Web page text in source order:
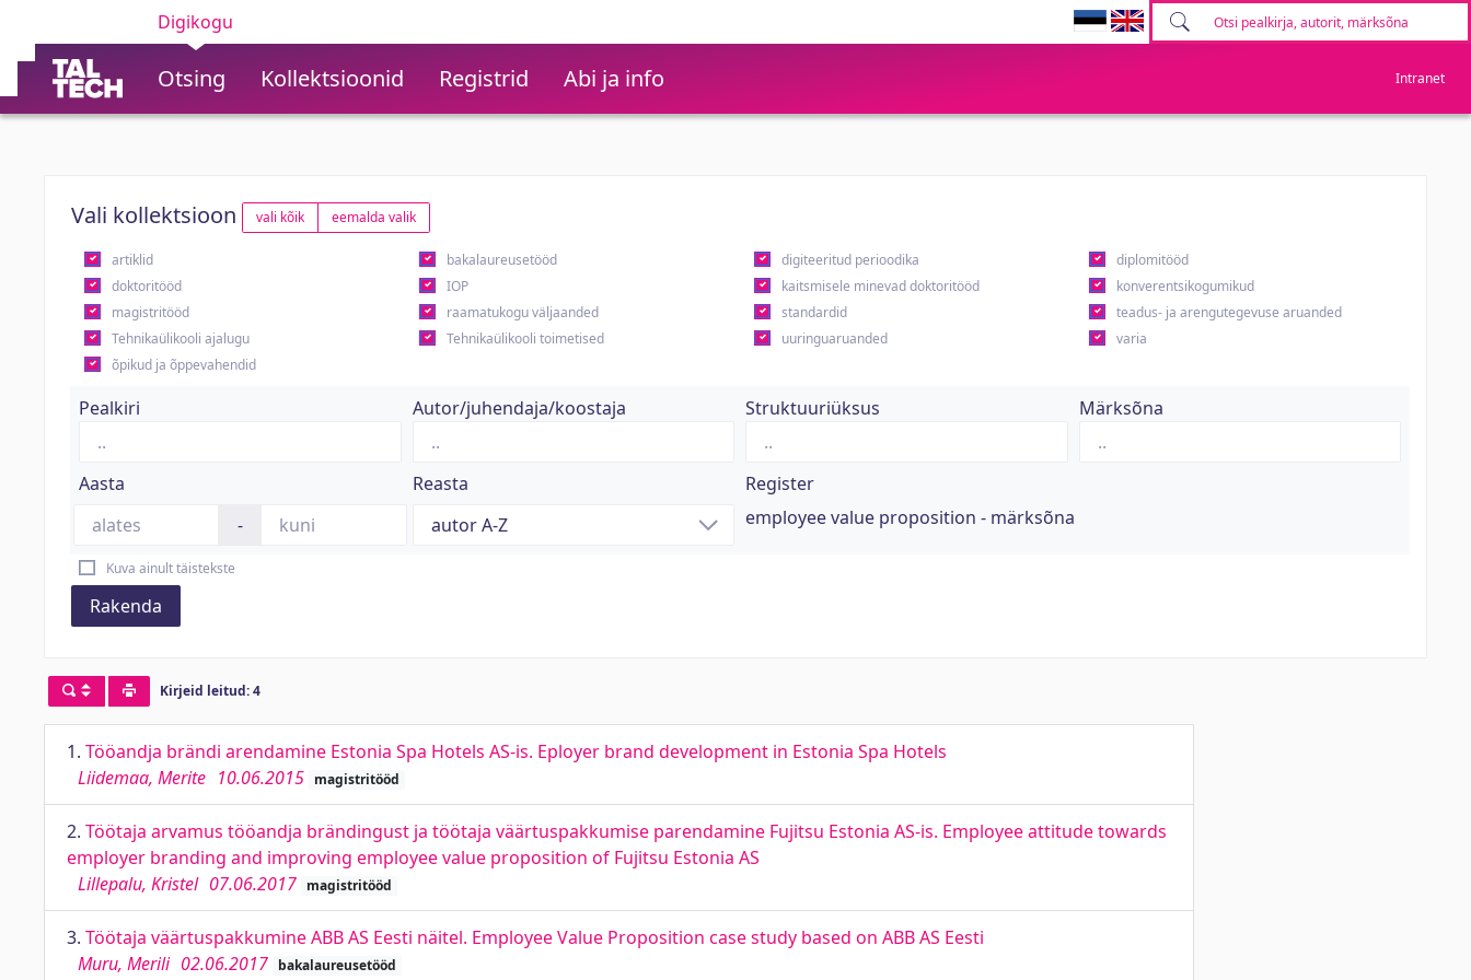
Digikogu
Otsing Kollektsioonid Registrid Abi ja info Intranet
Vali kollektsioon vali kõik eemalda valik
artiklid bakalaureusetööd digiteeritud perioodika
diplomitööd
doktoritööd
IOP kaitsmisele minevad doktoritööd
konverentsikogumikud
magistritööd
raamatukogu väljaanded standardid
teadus- ja arengutegevuse aruanded
Tehnikaülikooli ajalugu
Tehnikaülikooli toimetised uuringuaruanded
varia
õpikud ja õppevahendid
Pealkiri Autor/juhendaja/koostaja Struktuuriüksus Märksõna
Aasta
-
Reasta
Register
employee value proposition - märksõna
Kuva ainult täistekste
Rakenda
Kirjeid leitud: 4
1. Tööandja brändi arendamine Estonia Spa Hotels AS-is. Eployer brand development in Estonia Spa Hotels
Liidemaa, Merite 10.06.2015 magistritööd
2. Töötaja arvamus tööandja brändingust ja töötaja väärtuspakkumise parendamine Fujitsu Estonia AS-is. Employee attitude towards
employer branding and improving employee value proposition of Fujitsu Estonia AS
Lillepalu, Kristel 07.06.2017 magistritööd
3. Töötaja väärtuspakkumine ABB AS Eesti näitel. Employee Value Proposition case study based on ABB AS Eesti
Muru, Merili 02.06.2017 bakalaureusetööd